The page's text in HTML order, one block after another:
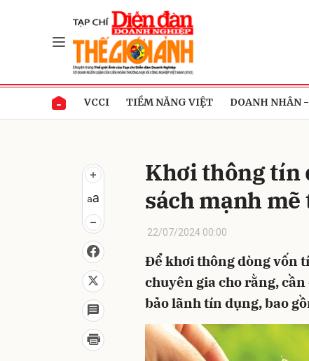
VCCI TIỀM NĂNG VIỆT DOANH NHÂN
Khơi thông tín
sách mạnh
22/07/2024 00:00
Để khơi thông dòng vốn
chuyên gia cho rằng,
bảo lãnh tín dụng, bao